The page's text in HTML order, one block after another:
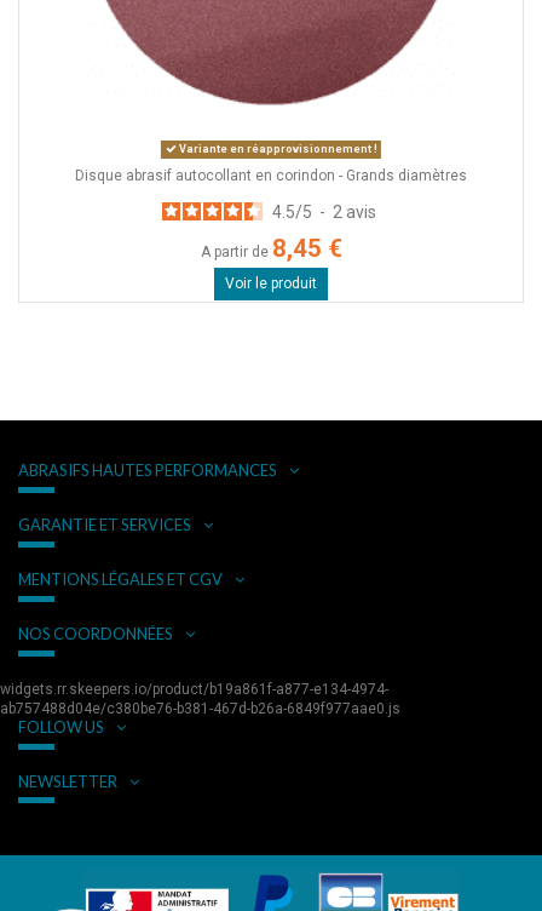
Variante en réapprovisionnement !
Disque abrasif autocollant en corindon - Grands diamètres
4.5/5 - 2 avis
A partir de 8,45 €
Voir le produit
ABRASIFS HAUTES PERFORMANCES
GARANTIE ET SERVICES
MENTIONS LÉGALES ET CGV
NOS COORDONNÉES
widgets.rr.skeepers.io/product/b19a861f-a877-e134-4974-
ab757488d04e/c380be76-b381-467d-b26a-6849f977aae0.js
FOLLOW US
NEWSLETTER